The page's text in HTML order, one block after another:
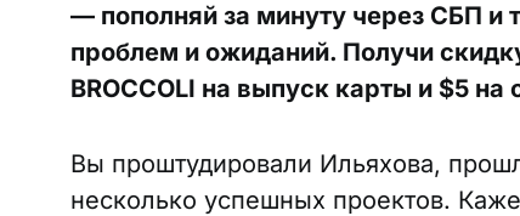
— пополняй за минуту через СБП и
проблем и ожиданий. Получи
BROCCOLI на выпуск карты и $5 на
Вы проштудировали Ильяхова,
несколько успешных проектов.